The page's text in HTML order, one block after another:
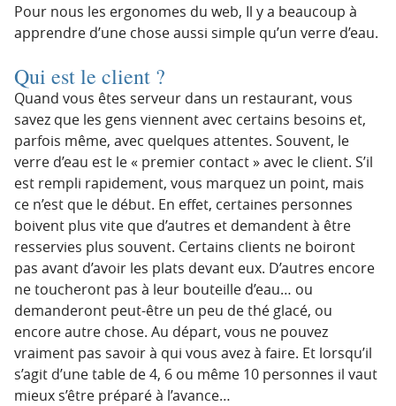
Pour nous les ergonomes du web, Il y a beaucoup à
apprendre d’une chose aussi simple qu’un verre d’eau.
Qui est le client ?
Quand vous êtes serveur dans un restaurant, vous
savez que les gens viennent avec certains besoins et,
parfois même, avec quelques attentes. Souvent, le
verre d’eau est le « premier contact » avec le client. S’il
est rempli rapidement, vous marquez un point, mais
ce n’est que le début. En effet, certaines personnes
boivent plus vite que d’autres et demandent à être
resservies plus souvent. Certains clients ne boiront
pas avant d’avoir les plats devant eux. D’autres encore
ne toucheront pas à leur bouteille d’eau… ou
demanderont peut-être un peu de thé glacé, ou
encore autre chose. Au départ, vous ne pouvez
vraiment pas savoir à qui vous avez à faire. Et lorsqu’il
s’agit d’une table de 4, 6 ou même 10 personnes il vaut
mieux s’être préparé à l’avance…